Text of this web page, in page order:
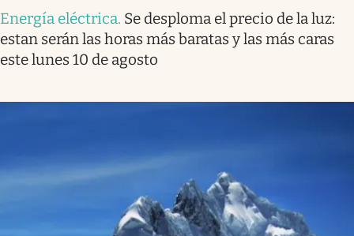
Energía eléctrica. Se desploma el precio de la luz:
estan serán las horas más baratas y las más caras
este lunes 10 de agosto